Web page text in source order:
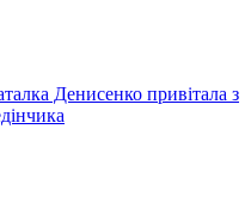
Денисенко привітала з